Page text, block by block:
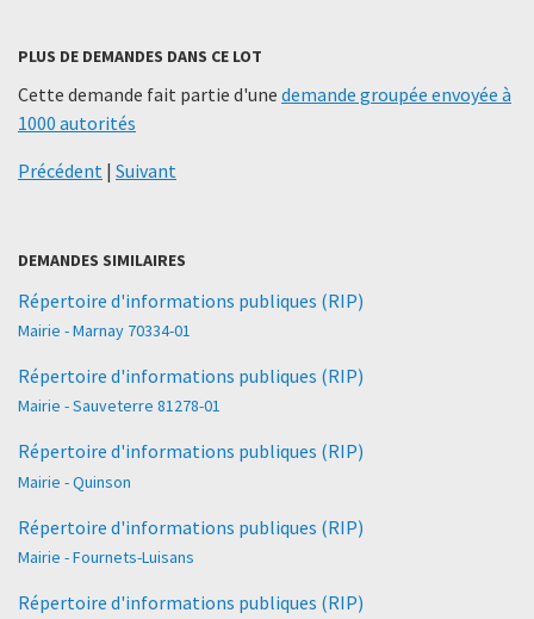
PLUS DE DEMANDES DANS CE LOT
Cette demande fait partie d'une demande groupée envoyée à
1000 autorités
Précédent | Suivant
DEMANDES SIMILAIRES
Répertoire d'informations publiques (RIP)
Mairie - Marnay 70334-01
Répertoire d'informations publiques (RIP)
Mairie - Sauveterre 81278-01
Répertoire d'informations publiques (RIP)
Mairie - Quinson
Répertoire d'informations publiques (RIP)
Mairie - Fournets-Luisans
Répertoire d'informations publiques (RIP)